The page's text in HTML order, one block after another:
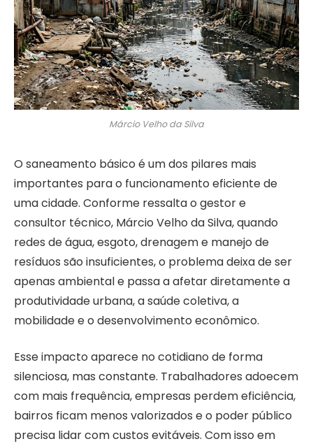
Márcio Velho da Silva
O saneamento básico é um dos pilares mais
importantes para o funcionamento eficiente de
uma cidade. Conforme ressalta o gestor e
consultor técnico, Márcio Velho da Silva, quando
redes de água, esgoto, drenagem e manejo de
resíduos são insuficientes, o problema deixa de ser
apenas ambiental e passa a afetar diretamente a
produtividade urbana, a saúde coletiva, a
mobilidade e o desenvolvimento econômico.
Esse impacto aparece no cotidiano de forma
silenciosa, mas constante. Trabalhadores adoecem
com mais frequência, empresas perdem eficiência,
bairros ficam menos valorizados e o poder público
precisa lidar com custos evitáveis. Com isso em